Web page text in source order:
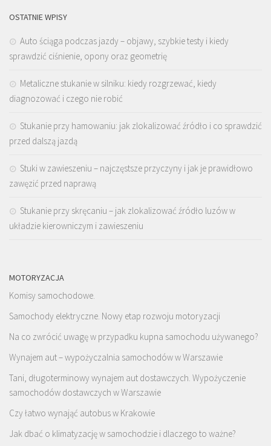
OSTATNIE WPISY
Auto ściąga podczas jazdy – objawy, szybkie testy i kiedy
sprawdzić ciśnienie, opony oraz geometrię
Metaliczne stukanie w silniku: kiedy rozgrzewać, kiedy
diagnozować i czego nie robić
Stukanie przy hamowaniu: jak zlokalizować źródło i co sprawdzić
przed dalszą jazdą
Stuki w zawieszeniu – najczęstsze przyczyny i jak je prawidłowo
zawęzić przed naprawą
Stukanie przy skręcaniu – jak zlokalizować źródło luzów w
układzie kierowniczym i zawieszeniu
MOTORYZACJA
Komisy samochodowe.
Samochody elektryczne. Nowy etap rozwoju motoryzacji
Na co zwrócić uwagę w przypadku kupna samochodu używanego?
Wynajem aut – wypożyczalnia samochodów w Warszawie
Tani, długoterminowy wynajem aut dostawczych. Wypożyczenie
samochodów dostawczych w Warszawie
Czy łatwo wynająć autobus w Krakowie
Jak dbać o klimatyzację w samochodzie i dlaczego to ważne?